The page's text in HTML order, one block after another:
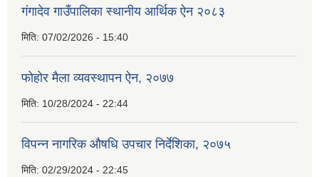
गंगादेव गाउँपालिका स्थानीय आर्थिक ऐन २०८३
मिति: 07/02/2026 - 15:40
फोहोर मैला व्यवस्थापन ऐन, २०७७
मिति: 10/28/2024 - 22:44
विपन्न नागरिक औषधि उपचार निर्देशिका, २०७५
मिति: 02/29/2024 - 22:45